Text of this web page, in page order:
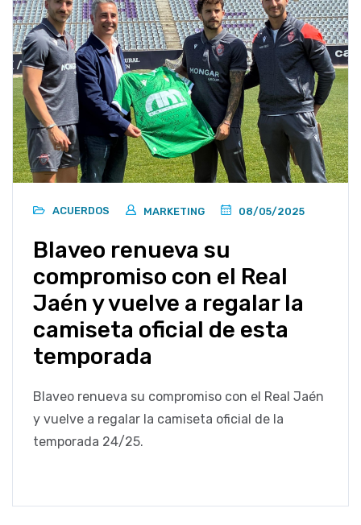
ACUERDOS MARKETING 08/05/2025
Blaveo renueva su
compromiso con el Real
Jaén y vuelve a regalar la
camiseta oficial de esta
temporada
Blaveo renueva su compromiso con el ⁨Real Jaén⁩
y vuelve a regalar la camiseta oficial de la
temporada 24/25.